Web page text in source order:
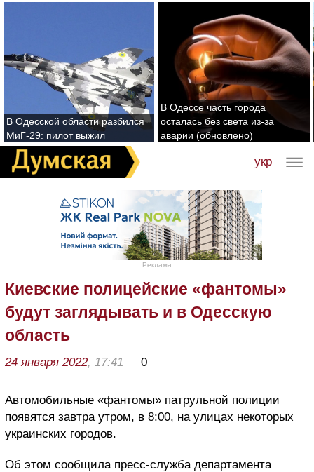
В Одесской области разбился
МиГ-29: пилот выжил
В Одессе часть города
осталась без света из-за
аварии (обновлено)
укр
Реклама
Киевские полицейские «фантомы»
будут заглядывать и в Одесскую
область
24 января 2022, 17:41 0
Автомобильные «фантомы» патрульной полиции
появятся завтра утром, в 8:00, на улицах некоторых
украинских городов.
Об этом сообщила пресс-служба департамента